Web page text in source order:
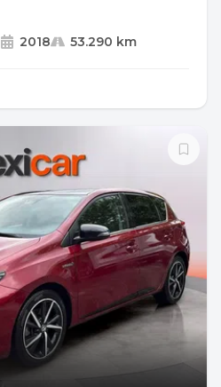
2018
53.290 km